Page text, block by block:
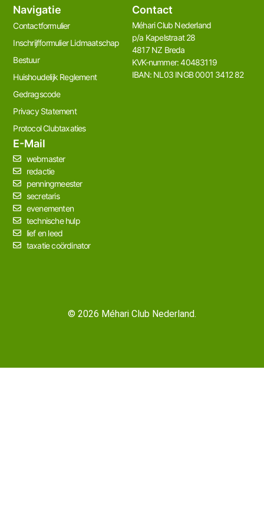
Navigatie
Contactformulier
Inschrijfformulier Lidmaatschap
Bestuur
Huishoudelijk Reglement
Gedragscode
Privacy Statement
Protocol Clubtaxaties
Contact
Méhari Club Nederland​
p/a Kapelstraat 28
4817 NZ Breda
KVK-nummer: 40483119
IBAN: NL03 INGB 0001 3412 82
E-Mail
webmaster
redactie
penningmeester
secretaris
evenementen
technische hulp
lief en leed
taxatie coördinator
© 2026 Méhari Club Nederland.